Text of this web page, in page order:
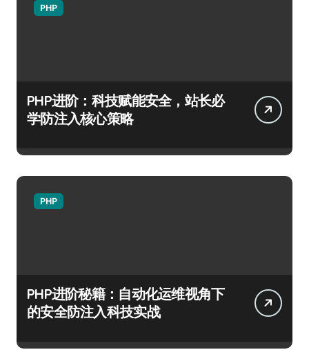
PHP
PHP进阶：科技赋能安全，站长必
学防注入核心策略
PHP
PHP进阶秘籍：自动化运维视角下
的安全防注入科技实战